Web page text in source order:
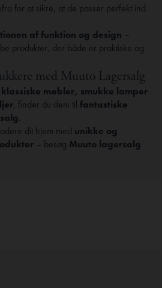
for at sikre, at de passer perfekt ind
af funktion og design –
produkter, der både er praktiske og
med Muuto Lagersalg
klassiske møbler, smukke lamper
, finder du dem til fantastiske
dit hjem med unikke og
– besøg Muuto lagersalg